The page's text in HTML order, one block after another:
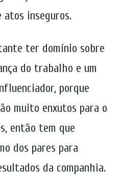
inseguros.
ter domínio sobre
do trabalho e um
porque
muito enxutos para o
então tem que
dos pares para
da companhia.